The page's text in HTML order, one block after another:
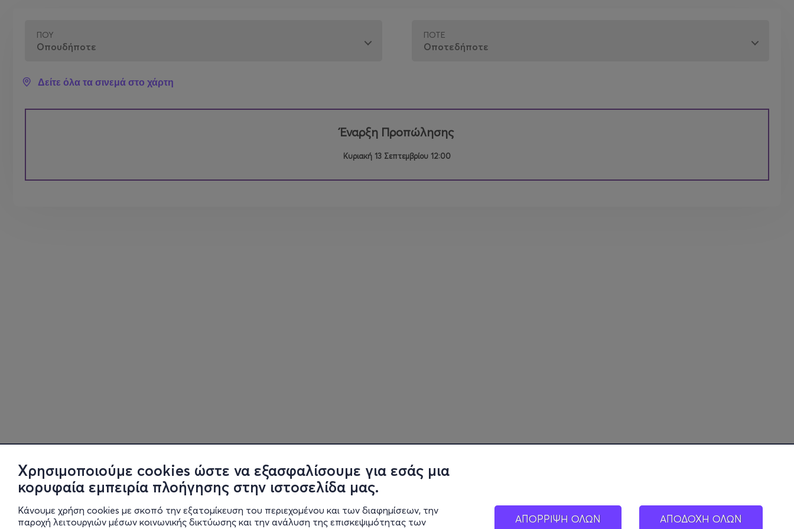
Χρησιμοποιούμε cookies ώστε να εξασφαλίσουμε για εσάς μια
κορυφαία εμπειρία πλοήγησης στην ιστοσελίδα μας.
Κάνουμε χρήση cookies με σκοπό την εξατομίκευση του περιεχομένου και των διαφημίσεων, την
παροχή λειτουργιών μέσων κοινωνικής δικτύωσης και την ανάλυση της επισκεψιμότητας των
ΑΠΟΡΡΙΨΗ ΟΛΩΝ ΑΠΟΔΟΧΗ ΟΛΩΝ
ΠΟΎ ΠΌΤΕ
Δείτε όλα τα σινεμά στο χάρτη
Έναρξη Προπώλησης
Κυριακή 13 Σεπτεμβρίου 12:00